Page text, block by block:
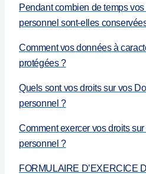
Pendant combien de temps
personnel sont-elles
Comment vos données à
protégées ?
Quels sont vos droits sur vos
personnel ?
Comment exercer vos droits
personnel ?
FORMULAIRE D’EXERCICE